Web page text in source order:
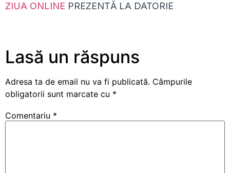
ZIUA ONLINE PREZENTĂ LA DATORIE
Lasă un răspuns
Adresa ta de email nu va fi publicată. Câmpurile
obligatorii sunt marcate cu *
Comentariu *